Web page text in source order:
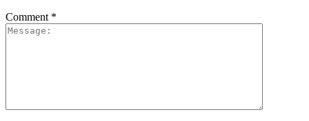
Comment *